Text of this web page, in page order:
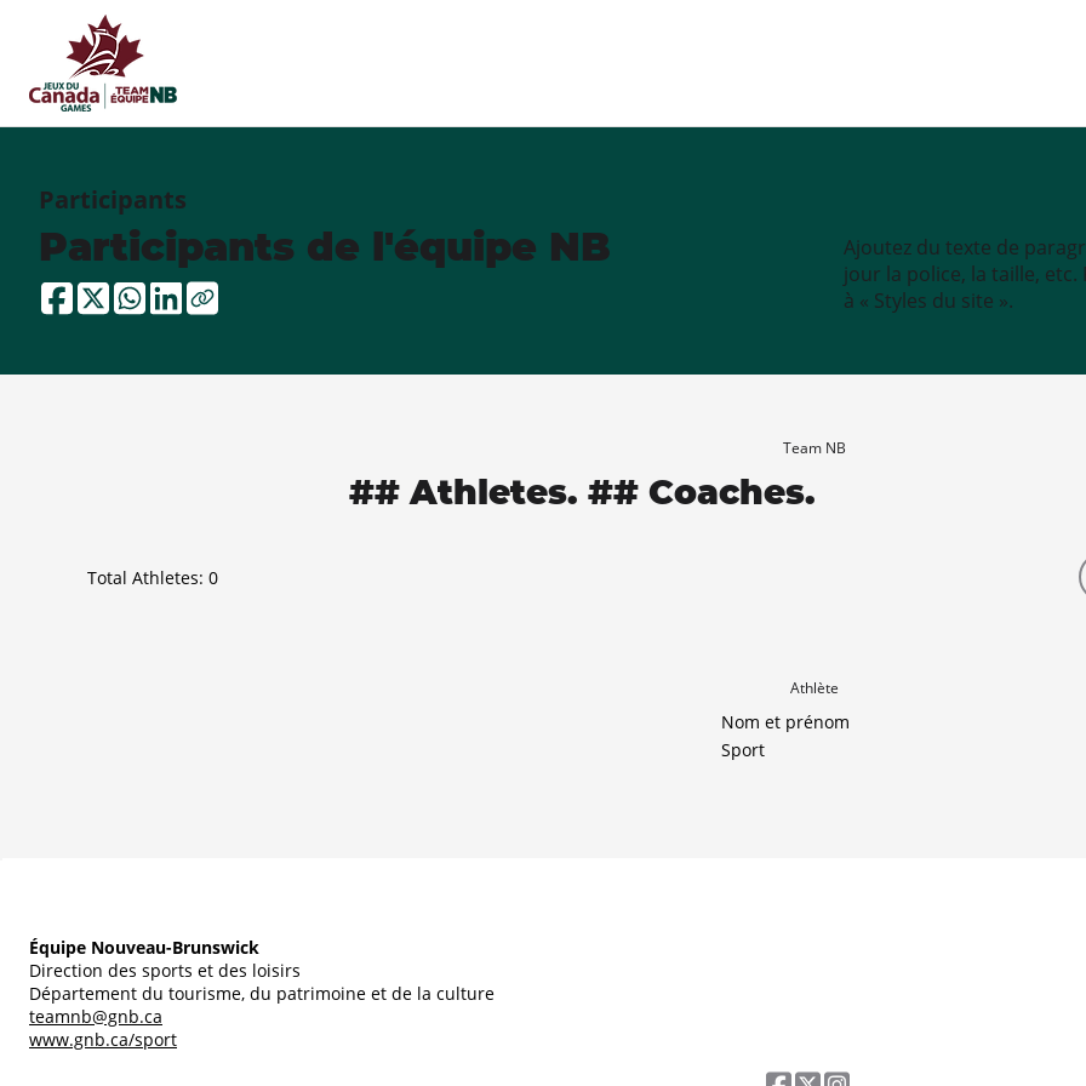
Participants
Participants de l'équipe NB
Ajoutez du texte de
jour la police, la taille,
à « Styles du site ».
Team NB
## Athletes. ## Coaches.
Total Athletes: 0
Athlète
Nom et prénom
Sport
Équipe Nouveau-Brunswick
Direction des sports et des loisirs
Département du tourisme, du patrimoine et de la culture
teamnb@gnb.ca
www.gnb.ca/sport